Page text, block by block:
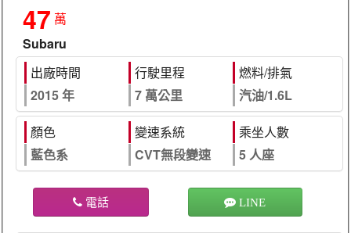
47 萬
Subaru
出廠時間
2015 年
行駛里程
7 萬公里
燃料/排氣
汽油/1.6L
顏色
藍色系
變速系統
CVT無段變速
乘坐人數
5 人座
電話 LINE